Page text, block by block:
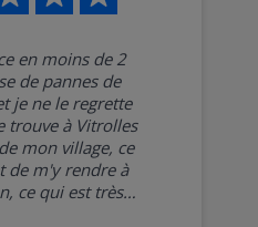
en moins de 2
de pannes de
je ne le regrette
trouve à Vitrolles
mon village, ce
de m'y rendre à
ce qui est très